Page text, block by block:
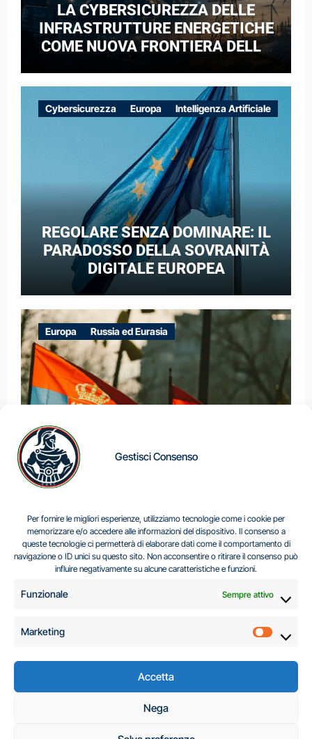
Gestisci Consenso
Per fornire le migliori esperienze, utilizziamo tecnologie come i cookie per
memorizzare e/o accedere alle informazioni del dispositivo. Il consenso a
queste tecnologie ci permetterà di elaborare dati come il comportamento di
navigazione o ID unici su questo sito. Non acconsentire o ritirare il consenso può
influire negativamente su alcune caratteristiche e funzioni.
Funzionale Sempre attivo
Marketing
Accetta
Nega
LA CYBERSICUREZZA DELLE
INFRASTRUTTURE ENERGETICHE
COME NUOVA FRONTIERA DELLA
CASO DELLE RETI ELETTRICHE
EUROPEE NEL CONTESTO DELLA
GUERRA IBRIDA
Cybersicurezza Europa Intelligenza Artificiale
REGOLARE SENZA DOMINARE: IL
PARADOSSO DELLA SOVRANITÀ
DIGITALE EUROPEA
Europa Russia ed Eurasia
Centro Analisi e Studi Italus © Tutti i diritti riservati
C.A.S.I. – Centro
Analisi e Studi Italus